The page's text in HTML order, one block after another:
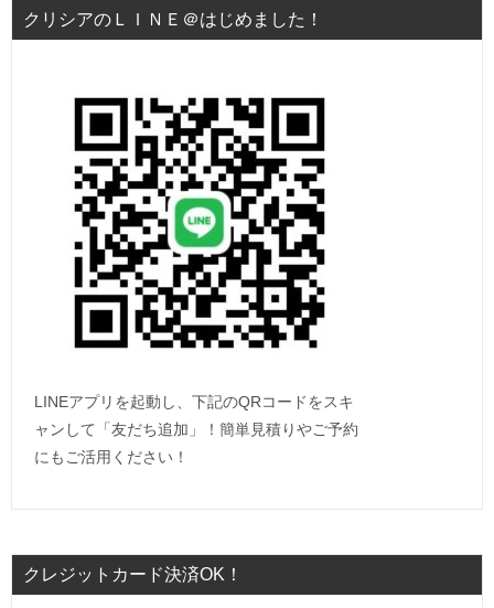
クリシアのＬＩＮＥ＠はじめました！
LINEアプリを起動し、下記のQRコードをスキ
ャンして「友だち追加」！簡単見積りやご予約
にもご活用ください！
クレジットカード決済OK！